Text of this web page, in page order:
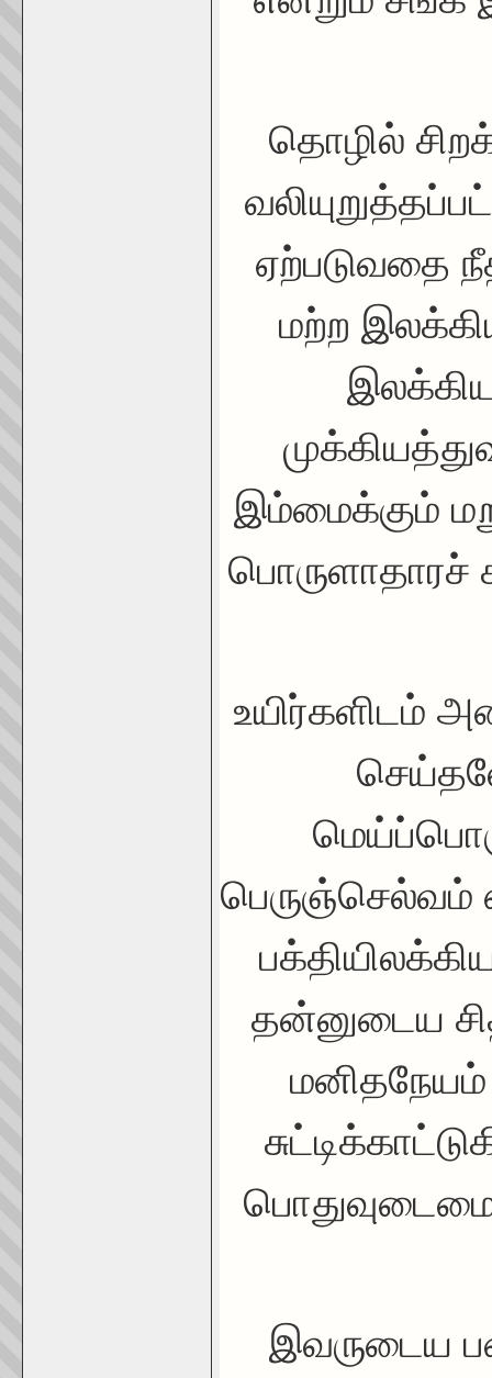
தொழில்
ஏற்படுவதை
மற்ற
இம்மைக்கும்
பொருளாதாரச்
உயிர்களிடம்
பெருஞ்செல்வம்
தன்னுடைய
மனிதநேயம்
பொதுவுடைமை
இவருடைய